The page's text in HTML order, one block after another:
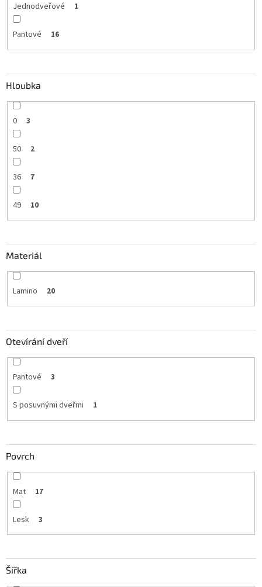
Jednodveřové 1
Pantové 16
Hloubka
0 3
50 2
36 7
49 10
Materiál
Lamino 20
Otevírání dveří
Pantové 3
S posuvnými dveřmi 1
Povrch
Mat 17
Lesk 3
Šířka